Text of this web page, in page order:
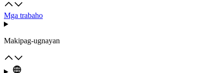
Mga trabaho
Makipag-ugnayan